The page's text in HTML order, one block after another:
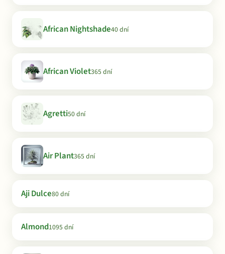
African Nightshade40 dní
African Violet365 dní
Agretti50 dní
Air Plant365 dní
Aji Dulce80 dní
Almond1095 dní